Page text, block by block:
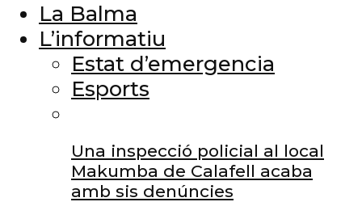
La Balma
L’informatiu
Estat d’emergencia
Esports
Una inspecció policial al local
Makumba de Calafell acaba
amb sis denúncies